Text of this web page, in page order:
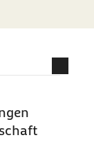
man